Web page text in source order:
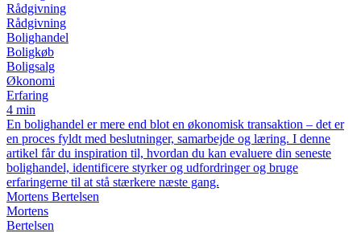
Rådgivning
Rådgivning
Bolighandel
Boligkøb
Boligsalg
Økonomi
Erfaring
4 min
En bolighandel er mere end blot en økonomisk transaktion – det er
en proces fyldt med beslutninger, samarbejde og læring. I denne
artikel får du inspiration til, hvordan du kan evaluere din seneste
bolighandel, identificere styrker og udfordringer og bruge
erfaringerne til at stå stærkere næste gang.
Mortens Bertelsen
Mortens
Bertelsen